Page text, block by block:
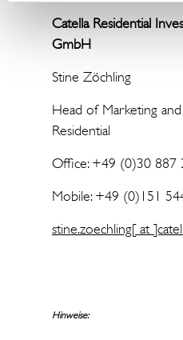
Catella Residential
GmbH
Stine Zöchling
Head of Marketing
Residential
Office: +49 (0)30 887
Mobile: +49 (0)151
stine.zoechling[ at
Hinweise: